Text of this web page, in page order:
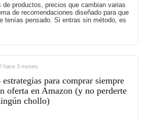
productos, precios que cambian varias
de recomendaciones diseñado para que
tenías pensado. Si entras sin método, es
hace 3 meses
estrategias para comprar siempre
oferta en Amazon (y no perderte
chollo)